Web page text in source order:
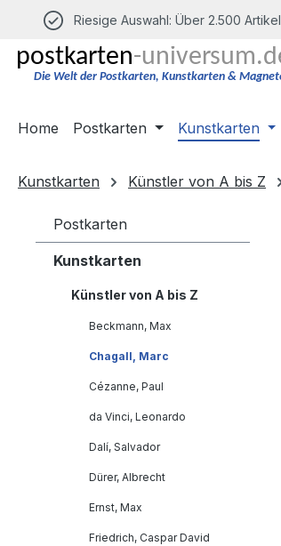
Hauptinhalt springen
Zur Suche springen
Zur Hauptnavigation springen
Riesige Auswahl: Über 2.500 Artikel
Home Postkarten Kunstkarten
Kunstkarten Künstler von A bis Z
Postkarten
Kunstkarten
Künstler von A bis Z
Beckmann, Max
Chagall, Marc
Cézanne, Paul
da Vinci, Leonardo
Dalí, Salvador
Dürer, Albrecht
Ernst, Max
Friedrich, Caspar David